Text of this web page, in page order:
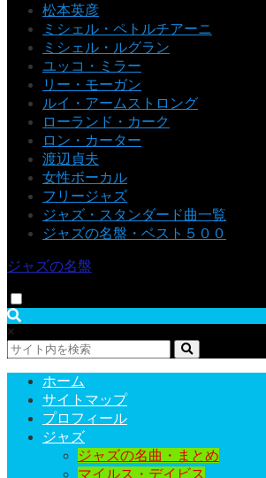
松本英彦
ミシェル・ペトルチアーニ
ミシェル・ルグラン
ユッコ・ミラー
リー・モーガン
ルイ・アームストロング
ローランド・カーク
ロン・カーター
渡辺貞夫
女性ボーカル
フリージャズ
ジャズ・スタンダード曲一覧
ジャズの名盤・ベスト５００
ジャズの名盤
×
ホーム
サイトマップ
プロフィール
ジャズ
ジャズの名曲・まとめ
マイルス・デイビス